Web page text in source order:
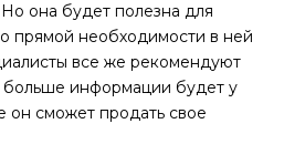
она будет полезна для
прямой необходимости в ней
все же рекомендуют
информации будет у
он сможет продать свое